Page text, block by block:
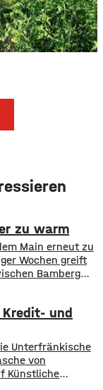
zu warm
Main erneut zu
Wochen greift
Bamberg
Zwar gibt es
noch keine
und
Unterfränkische
von
Künstliche